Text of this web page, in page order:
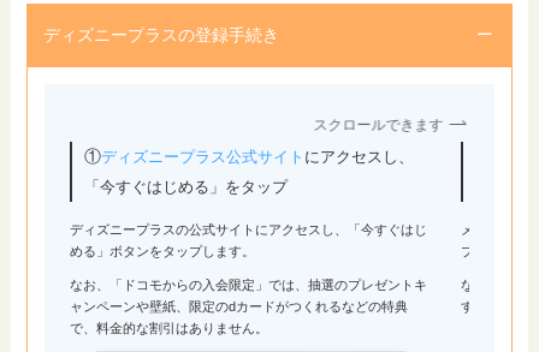
ディズニープラスの登録手続き
スクロールできます
①ディズニープラス公式サイト にアクセスし、
「今すぐはじめる」をタップ
ディズニープラスの公式サイトにアクセスし、「今すぐはじ
める」ボタンをタップします。
なお、「ドコモからの入会限定」では、抽選のプレゼントキ
ャンペーンや壁紙、限定のdカードがつくれるなどの特典
で、料金的な割引はありません。
メールアド
プします。
なお、登録
すが、通知